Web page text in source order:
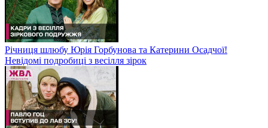
Річниця шлюбу Юрія Горбунова та Катерини Осадчої!
Невідомі подробиці з весілля зірок